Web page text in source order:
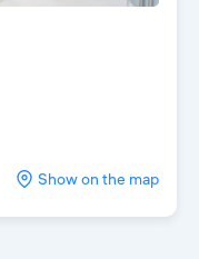
Show on the map